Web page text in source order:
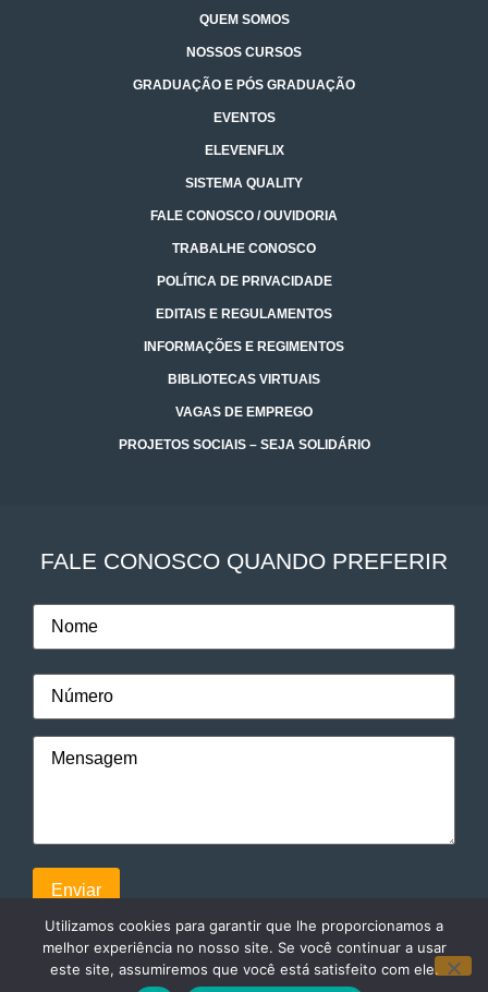
QUEM SOMOS
NOSSOS CURSOS
GRADUAÇÃO E PÓS GRADUAÇÃO
EVENTOS
ELEVENFLIX
SISTEMA QUALITY
FALE CONOSCO / OUVIDORIA
TRABALHE CONOSCO
POLÍTICA DE PRIVACIDADE
EDITAIS E REGULAMENTOS
INFORMAÇÕES E REGIMENTOS
BIBLIOTECAS VIRTUAIS
VAGAS DE EMPREGO
PROJETOS SOCIAIS – SEJA SOLIDÁRIO
FALE CONOSCO QUANDO PREFERIR
Utilizamos cookies para garantir que lhe proporcionamos a
melhor experiência no nosso site. Se você continuar a usar
este site, assumiremos que você está satisfeito com ele.